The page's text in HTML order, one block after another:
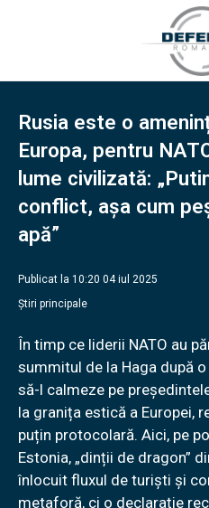
Rusia este o
Europa, pentru
lume civilizată:
conflict, așa cum
apă”
Publicat la 10:20 04 iul 2025
Știri principale
În timp ce liderii NATO au
summitul de la Haga după
să-l calmeze pe
la granița estică a Europei,
puțin protocolară. Aici, pe
Estonia, „dinții de dragon”
înlocuit fluxul de turiști și
metaforă, ci o declarație